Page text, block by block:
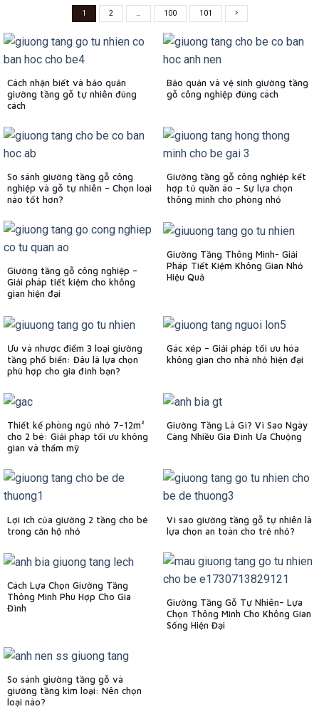
1 2 100 101
Cách nhận biết và bảo quản
giường tầng gỗ tự nhiên đúng
cách
Bảo quản và vệ sinh giường tầng
gỗ công nghiệp đúng cách
So sánh giường tầng gỗ công
nghiệp và gỗ tự nhiên – Chọn loại
nào tốt hơn?
Giường tầng gỗ công nghiệp kết
hợp tủ quần áo – Sự lựa chọn
thông minh cho phòng nhỏ
Giường tầng gỗ công nghiệp –
Giải pháp tiết kiệm cho không
gian hiện đại
Giường Tầng Thông Minh- Giải
Pháp Tiết Kiệm Không Gian Nhỏ
Hiệu Quả
Ưu và nhược điểm 3 loại giường
tầng phổ biến: Đâu là lựa chọn
phù hợp cho gia đình bạn?
Gác xép – Giải pháp tối ưu hóa
không gian cho nhà nhỏ hiện đại
Thiết kế phòng ngủ nhỏ 7–12m²
cho 2 bé: Giải pháp tối ưu không
gian và thẩm mỹ
Giường Tầng Là Gì? Vì Sao Ngày
Càng Nhiều Gia Đình Ưa Chuộng
Lợi ích của giường 2 tầng cho bé
trong căn hộ nhỏ
Vì sao giường tầng gỗ tự nhiên là
lựa chọn an toàn cho trẻ nhỏ?
Cách Lựa Chọn Giường Tầng
Thông Minh Phù Hợp Cho Gia
Đình
Giường Tầng Gỗ Tự Nhiên– Lựa
Chọn Thông Minh Cho Không Gian
Sống Hiện Đại
So sánh giường tầng gỗ và
giường tầng kim loại: Nên chọn
loại nào?